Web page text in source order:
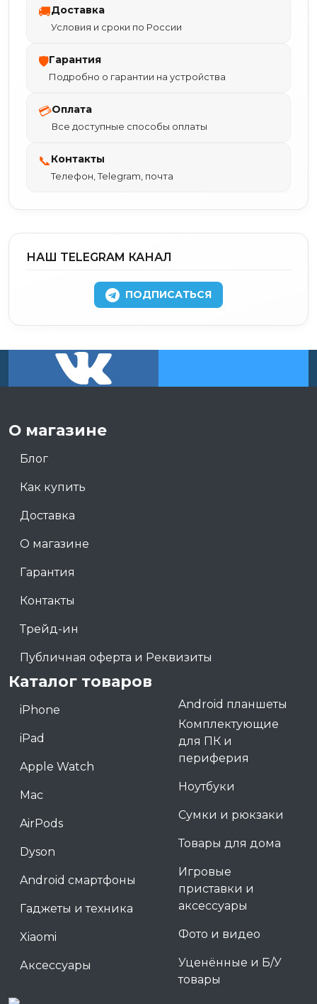
🚚Доставка
Условия и сроки по России
🛡Гарантия
Подробно о гарантии на устройства
💳Оплата
Все доступные способы оплаты
📞Контакты
Телефон, Telegram, почта
НАШ TELEGRAM КАНАЛ
ПОДПИСАТЬСЯ
О магазине
Блог
Как купить
Доставка
О магазине
Гарантия
Контакты
Трейд-ин
Публичная оферта и Реквизиты
Каталог товаров
iPhone
iPad
Apple Watch
Mac
AirPods
Dyson
Android смартфоны
Гаджеты и техника
Xiaomi
Аксессуары
Android планшеты
Комплектующие
для ПК и
периферия
Ноутбуки
Сумки и рюкзаки
Товары для дома
Игровые
приставки и
аксессуары
Фото и видео
Уценённые и Б/У
товары